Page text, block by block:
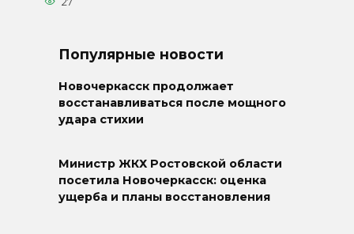
Популярные новости
Новочеркасск продолжает
восстанавливаться после мощного
удара стихии
Министр ЖКХ Ростовской области
посетила Новочеркасск: оценка
ущерба и планы восстановления